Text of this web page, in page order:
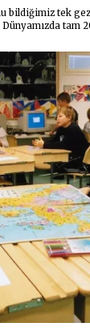
bildiğimiz tek
tam